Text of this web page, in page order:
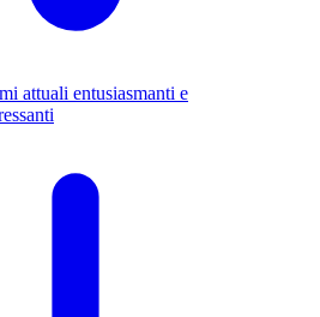
attuali entusiasmanti e